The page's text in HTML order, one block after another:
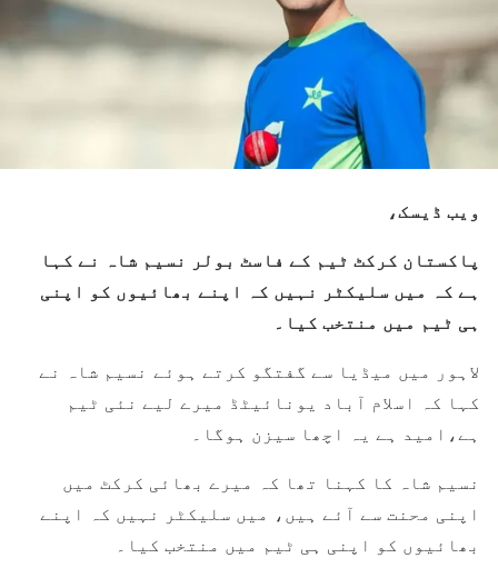
ویب ڈیسک،
پاکستان کرکٹ ٹیم کے فاسٹ بولر نسیم شاہ نے کہا
ہے کہ میں سلیکٹر نہیں کہ اپنے بھائیوں کو اپنی
ہی ٹیم میں منتخب کیا۔
لاہور میں میڈیا سے گفتگو کرتے ہوئے نسیم شاہ نے
کہا کہ اسلام آباد یونائیٹڈ میرے لیے نئی ٹیم
ہے،امید ہے یہ اچھا سیزن ہوگا۔
نسیم شاہ کا کہنا تھا کہ میرے بھائی کرکٹ میں
اپنی محنت سے آئے ہیں، میں سلیکٹر نہیں کہ اپنے
بھائیوں کو اپنی ہی ٹیم میں منتخب کیا۔